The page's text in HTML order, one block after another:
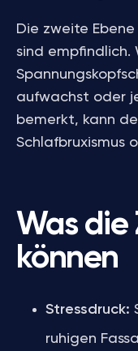
Die zweite
sind empfindlich.
aufwachst oder
bemerkt, kann
Schlafbruxismus
Was die
können
Stressdruck:
ruhigen